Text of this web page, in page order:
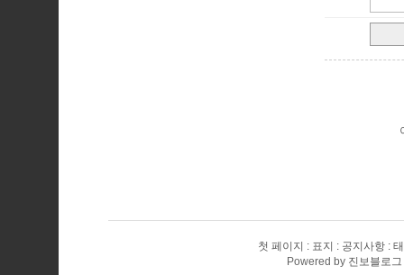
첫 페이지 표지 공지사항
Powered by 진보블로그